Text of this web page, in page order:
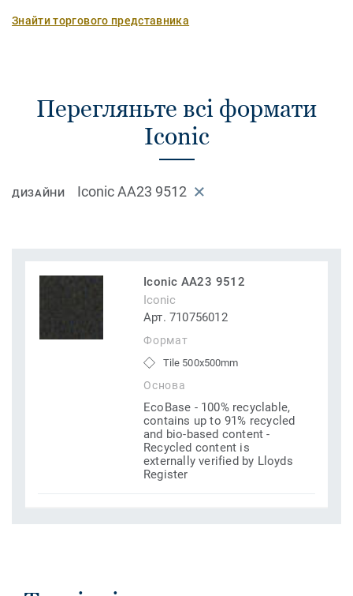
Знайти торгового представника
Перегляньте всі формати
Iconic
ДИЗАЙНИ Iconic AA23 9512
Iconic AA23 9512
Iconic
Арт. 710756012
Формат
Tile 500x500mm
Основа
EcoBase - 100% recyclable,
contains up to 91% recycled
and bio-based content -
Recycled content is
externally verified by Lloyds
Register